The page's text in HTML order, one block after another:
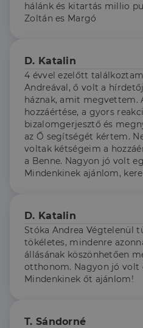
hálánk és kitartás millio
Zoltán es Margó
D. Katalin
4 évvel ezelőtt
Andreával, ő volt a
háznak, amit megvettem.
hozzáértése, a gyors
bizalomgerjesztő és
az Ő segítségét kértem.
voltak kétségeim a
a Benne. Nagyon jó volt
Mindenkinek ajánlom,
D. Katalin
Stóka Andrea Végtelenül
tökéletes, mindenre
állásának köszönhetően
otthonom. Nagyon jó volt
Mindenkinek őt ajánlom!
T. Sándorné